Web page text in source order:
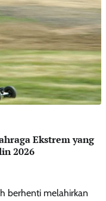
Ekstrem yang
2026
berhenti melahirkan